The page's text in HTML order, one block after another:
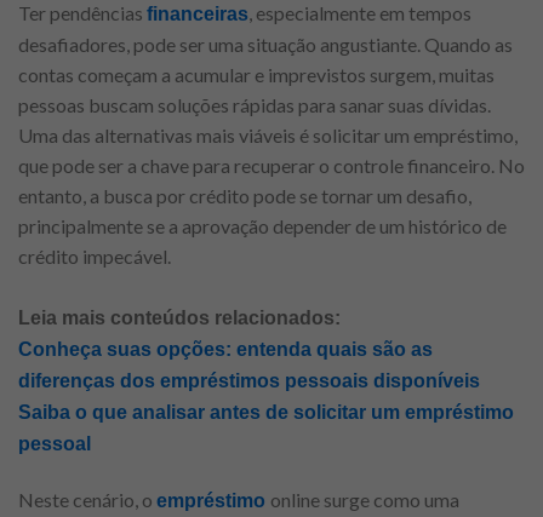
Ter pendências financeiras, especialmente em tempos
desafiadores, pode ser uma situação angustiante. Quando as
contas começam a acumular e imprevistos surgem, muitas
pessoas buscam soluções rápidas para sanar suas dívidas.
Uma das alternativas mais viáveis é solicitar um empréstimo,
que pode ser a chave para recuperar o controle financeiro. No
entanto, a busca por crédito pode se tornar um desafio,
principalmente se a aprovação depender de um histórico de
crédito impecável.
Leia mais conteúdos relacionados:
Conheça suas opções: entenda quais são as
diferenças dos empréstimos pessoais disponíveis
Saiba o que analisar antes de solicitar um empréstimo
pessoal
Neste cenário, o empréstimo online surge como uma